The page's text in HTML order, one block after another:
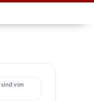
sind von